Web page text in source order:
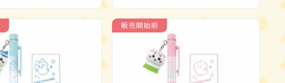
格
格
販売開始前